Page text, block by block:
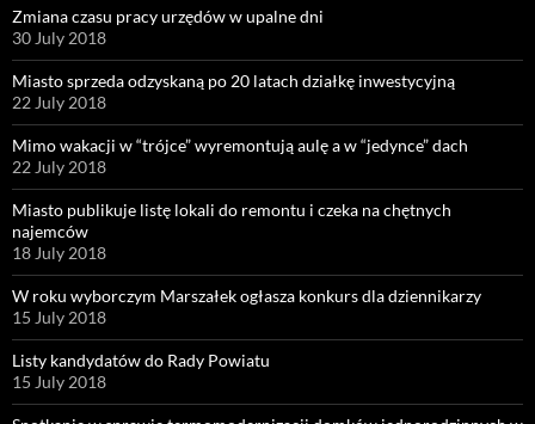
Zmiana czasu pracy urzędów w upalne dni
30 July 2018
Miasto sprzeda odzyskaną po 20 latach działkę inwestycyjną
22 July 2018
Mimo wakacji w “trójce” wyremontują aulę a w “jedynce” dach
22 July 2018
Miasto publikuje listę lokali do remontu i czeka na chętnych
najemców
18 July 2018
W roku wyborczym Marszałek ogłasza konkurs dla dziennikarzy
15 July 2018
Listy kandydatów do Rady Powiatu
15 July 2018